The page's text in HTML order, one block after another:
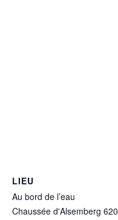
LIEU
Au bord de l’eau
Chaussée d'Alsemberg 620